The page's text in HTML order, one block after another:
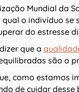
Mundial da
o indivíduo se
do estresse
que a
são o
como estamos
de cuidar